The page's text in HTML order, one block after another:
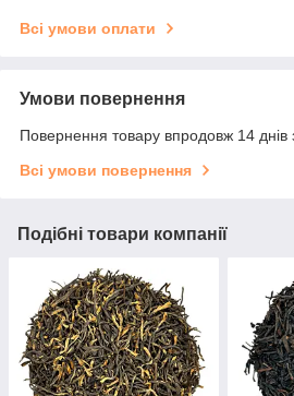
Всі умови оплати
Умови повернення
Повернення товару впродовж 14 днів
Всі умови повернення
Подібні товари компанії